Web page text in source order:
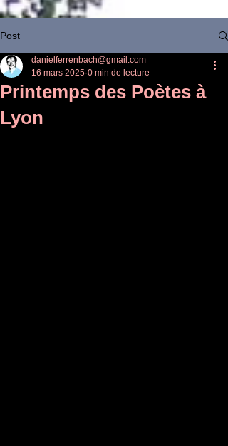
Post
Printemps des Poètes à
Lyon
danielferrenbach@gmail.com
16 mars 2025 0 min de lecture